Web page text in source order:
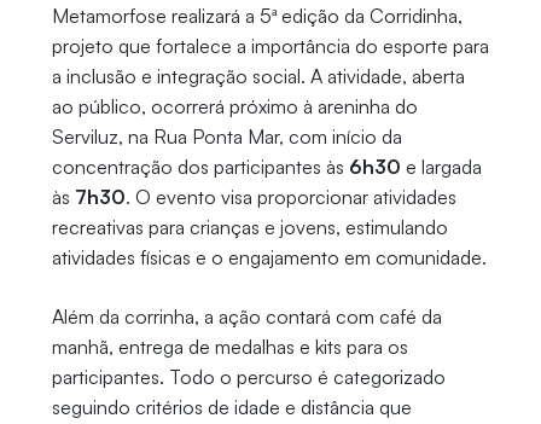
Metamorfose realizará a 5ª edição da Corridinha,
projeto que fortalece a importância do esporte para
a inclusão e integração social. A atividade, aberta
ao público, ocorrerá próximo à areninha do
Serviluz, na Rua Ponta Mar, com início da
concentração dos participantes às 6h30 e largada
às 7h30. O evento visa proporcionar atividades
recreativas para crianças e jovens, estimulando
atividades físicas e o engajamento em comunidade.
Além da corrinha, a ação contará com café da
manhã, entrega de medalhas e kits para os
participantes. Todo o percurso é categorizado
seguindo critérios de idade e distância que